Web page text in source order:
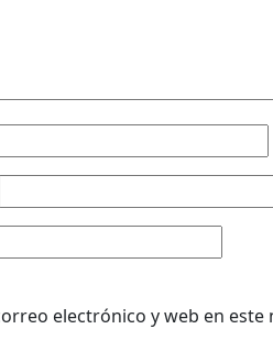
electrónico y web en